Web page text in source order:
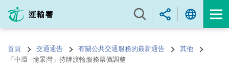
內
的首頁 交通通告 有關公共交通服務的最新通告
其他
「中環 –愉景灣」持牌渡輪服務票價調整